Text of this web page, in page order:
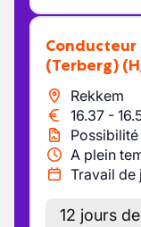
Conducteur de tracteur terminal
(Terberg)
Rekkem
16.37 -
A plein
Travail de
12 jours